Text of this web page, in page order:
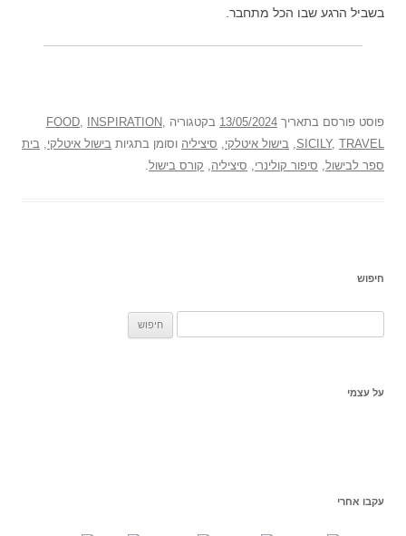
בשביל הרגע שבו הכל מתחבר.
פוסט פורסם בתאריך 13/05/2024 בקטגוריה FOOD INSPIRATION
SICILY, TRAVEL בישול איטלקי סיציליה וסומן בתגיות בישול איטלקי
בית
ספר לבישול סיפור קולינרי סיציליה קורס בישול
חיפוש
על עצמי
עקבו אחרי